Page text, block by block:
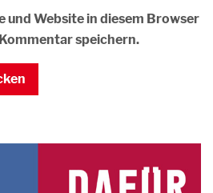
und Website in diesem Browser
speichern.